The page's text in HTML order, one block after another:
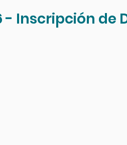
- Inscripción de